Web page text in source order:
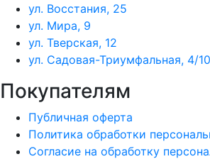
ул. Восстания, 25
ул. Мира, 9
ул. Тверская, 12
ул. Садовая-Триумфальная, 4/10
Покупателям
Публичная оферта
Политика обработки
Согласие на обработку